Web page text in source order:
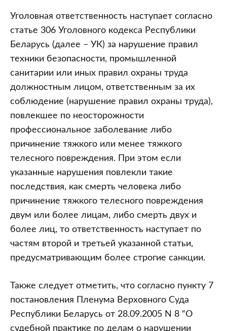
Уголовная ответственность наступает согласно
статье 306 Уголовного кодекса Республики
Беларусь (далее – УК) за нарушение правил
техники безопасности, промышленной
санитарии или иных правил охраны труда
должностным лицом, ответственным за их
соблюдение (нарушение правил охраны труда),
повлекшее по неосторожности
профессиональное заболевание либо
причинение тяжкого или менее тяжкого
телесного повреждения. При этом если
указанные нарушения повлекли такие
последствия, как смерть человека либо
причинение тяжкого телесного повреждения
двум или более лицам, либо смерть двух и
более лиц, то ответственность наступает по
частям второй и третьей указанной статьи,
предусматривающим более строгие санкции.
Также следует отметить, что согласно пункту 7
постановления Пленума Верховного Суда
Республики Беларусь от 28.09.2005 N 8 “О
судебной практике по делам о нарушении